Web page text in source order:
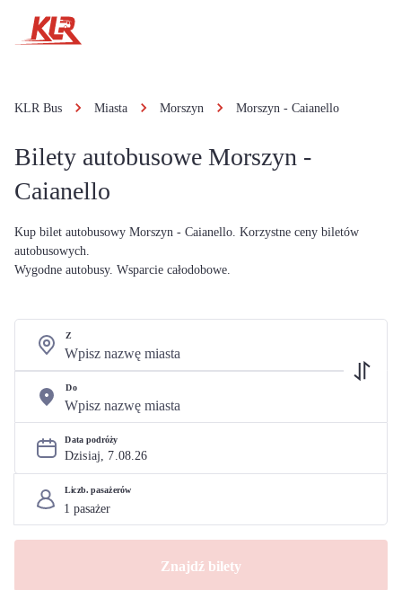
KLR Bus Miasta Morszyn Morszyn - Caianello
Bilety autobusowe Morszyn -
Caianello
Kup bilet autobusowy Morszyn - Caianello. Korzystne ceny biletów
autobusowych.
Wygodne autobusy. Wsparcie całodobowe.
Z
Do
Data podróży
Dzisiaj, 7.08.26
Liczb. pasażerów
Znajdź bilety